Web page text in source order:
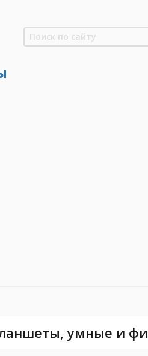
умные и